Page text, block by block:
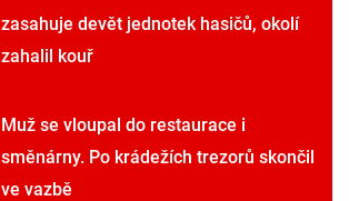
zasahuje devět jednotek hasičů, okolí
zahalil kouř
Muž se vloupal do restaurace i
směnárny. Po krádežích trezorů skončil
ve vazbě